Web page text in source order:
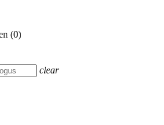
(0)
clear